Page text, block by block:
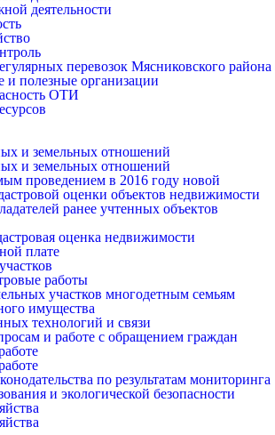
деятельности
перевозок Мясниковского района
полезные организации
ОТИ
и земельных отношений
и земельных отношений
проведением в 2016 году новой
оценки объектов недвижимости
ранее учтенных объектов
оценка недвижимости
плате
работы
участков многодетным семьям
имущества
технологий и связи
и работе с обращением граждан
по результатам мониторинга
и экологической безопасности